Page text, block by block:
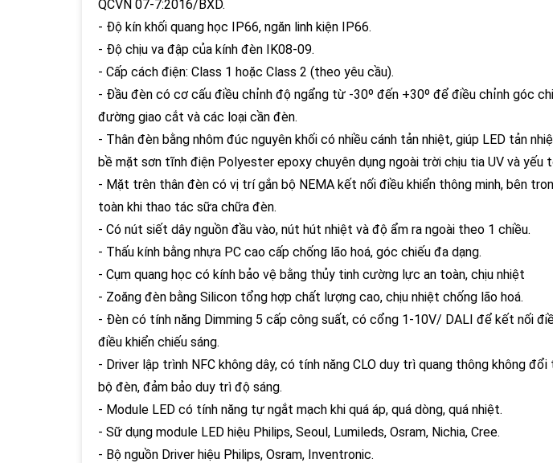
QCVN 07-7:2016/BXD.
- Độ kín khối quang học IP66, ngăn linh kiện IP66.
- Độ chịu va đập của kính đèn IK08-09.
- Cấp cách điện: Class 1 hoặc Class 2 (theo yêu cầu).
- Đầu đèn có cơ cấu điều chỉnh độ ngẩng từ -30º đến +30º để điều chỉnh góc
đường giao cắt và các loại cần đèn.
- Thân đèn bằng nhôm đúc nguyên khối có nhiều cánh tản nhiệt, giúp LED tản
bề mặt sơn tĩnh điện Polyester epoxy chuyên dụng ngoài trời chịu tia UV và yếu
- Mặt trên thân đèn có vị trí gắn bộ NEMA kết nối điều khiển thông minh, bên
toàn khi thao tác sữa chữa đèn.
- Có nút siết dây nguồn đầu vào, nút hút nhiệt và độ ẩm ra ngoài theo 1 chiều.
- Thấu kính bằng nhựa PC cao cấp chống lão hoá, góc chiếu đa dạng.
- Cụm quang học có kính bảo vệ bằng thủy tinh cường lực an toàn, chịu nhiệt
- Zoăng đèn bằng Silicon tổng hợp chất lượng cao, chịu nhiệt chống lão hoá.
- Đèn có tính năng Dimming 5 cấp công suất, có cổng 1-10V/ DALI để kết nối
điều khiển chiếu sáng.
- Driver lập trình NFC không dây, có tính năng CLO duy trì quang thông không
bộ đèn, đảm bảo duy trì độ sáng.
- Module LED có tính năng tự ngắt mạch khi quá áp, quá dòng, quá nhiệt.
- Sữ dụng module LED hiệu Philips, Seoul, Lumileds, Osram, Nichia, Cree.
- Bộ nguồn Driver hiệu Philips, Osram, Inventronic.